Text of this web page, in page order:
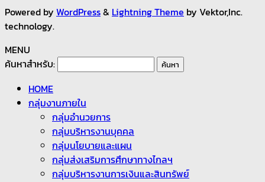
Powered by WordPress& Lightning Theme by Vektor,Inc.
technology.
MENU
ค้นหาสำหรับ:
HOME
กลุ่มงานภายใน
กลุ่มอำนวยการ
กลุ่มบริหารงานบุคคล
กลุ่มนโยบายและแผน
กลุ่มส่งเสริมการศึกษาทางไกลฯ
กลุ่มบริหารงานการเงินและสินทรัพย์